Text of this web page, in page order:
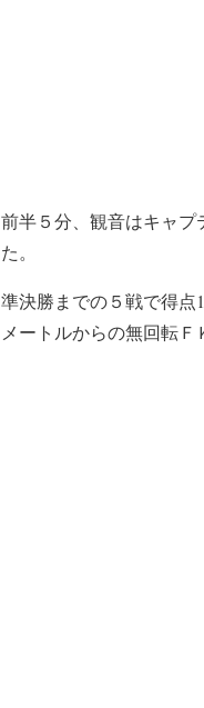
前半５分、観音はキャ
た。
準決勝までの５戦で得
メートルからの無回転Ｆ